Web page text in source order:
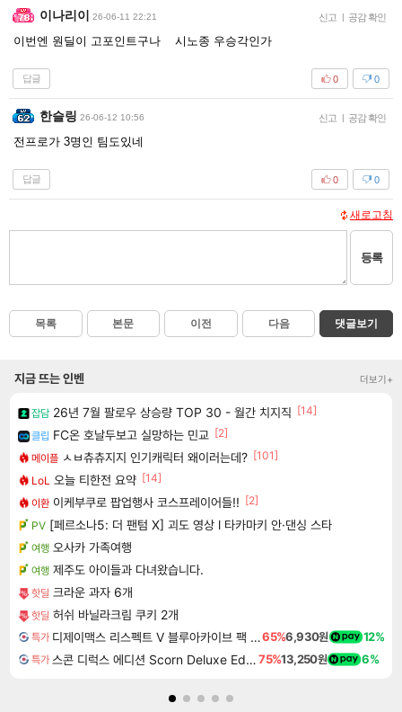
이나리이 26-06-11 22:21 신고 | 공감 확인
이번엔 원딜이 고포인트구나 시노종 우승각인가
답글 0
0
한슬링 26-06-12 10:56 신고 | 공감 확인
전프로가 3명인 팀도있네
답글 0
0
새로고침
등록
목록 본문 이전 다음 댓글보기
지금 뜨는 인벤 더보기+
잡담 26년 7월 팔로우 상승량 TOP 30 - 월간 치지직 [14]
클립 FC온 호날두보고 실망하는 민교 [2]
메이플 ㅅㅂ츄츄지지 인기캐릭터 왜이러는데? [101]
LoL 오늘 티한전 요약 [14]
이환 이케부쿠로 팝업행사 코스프레이어들!! [2]
PV [페르소나5: 더 팬텀 X] 괴도 영상 l 타카마키 안·댄싱 스타
여행 오사카 가족여행
여행 제주도 아이들과 다녀왔습니다.
핫딜 크라운 과자 6개
핫딜 허쉬 바닐라크림 쿠키 2개
특가 디제이맥스 리스펙트 V 블루아카이브 팩 DJMAX RESPECT V Blue Archive Pack DLC65%6,930원 12%
특가 스콘 디럭스 에디션 Scorn Deluxe Edition75%13,250원 6%